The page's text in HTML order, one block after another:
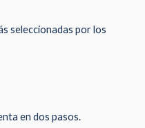
seleccionadas por los
en dos pasos.